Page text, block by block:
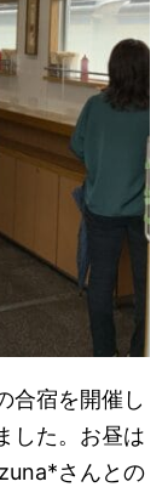
合宿を開催し
した。お昼は
さんとの